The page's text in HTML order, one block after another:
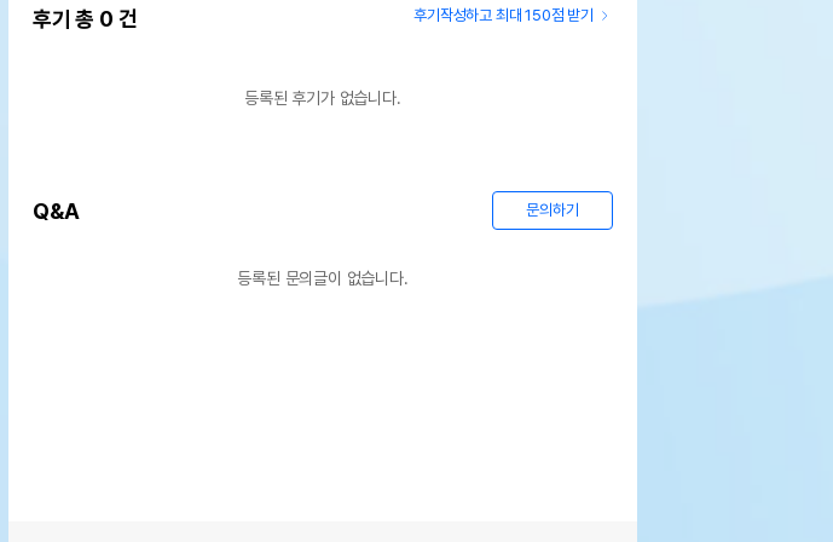
후기 총 0 건 후기작성하고 최대 150점 받기
등록된 후기가 없습니다.
Q&A 문의하기
등록된 문의글이 없습니다.